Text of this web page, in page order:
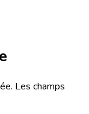
Les champs